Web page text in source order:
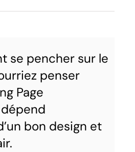
se pencher sur le
penser
Page
bon design et